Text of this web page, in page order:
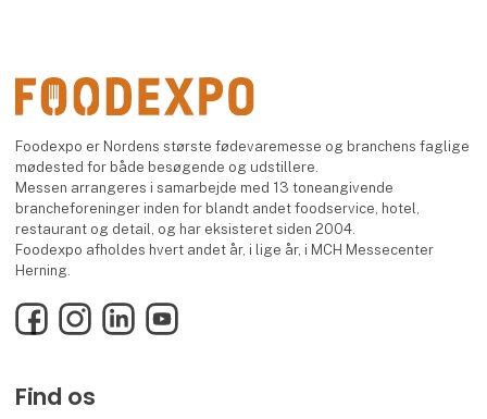
Foodexpo er Nordens største fødevaremesse og branchens faglige
mødested for både besøgende og udstillere.
Messen arrangeres i samarbejde med 13 toneangivende
brancheforeninger inden for blandt andet foodservice, hotel,
restaurant og detail, og har eksisteret siden 2004.
Foodexpo afholdes hvert andet år, i lige år, i MCH Messecenter
Herning.
FacebookInstagramLinkedInYouTube
Find os